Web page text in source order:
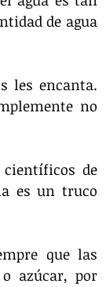
de agua
les encanta.
no
de
es un truco
que las
azúcar, por